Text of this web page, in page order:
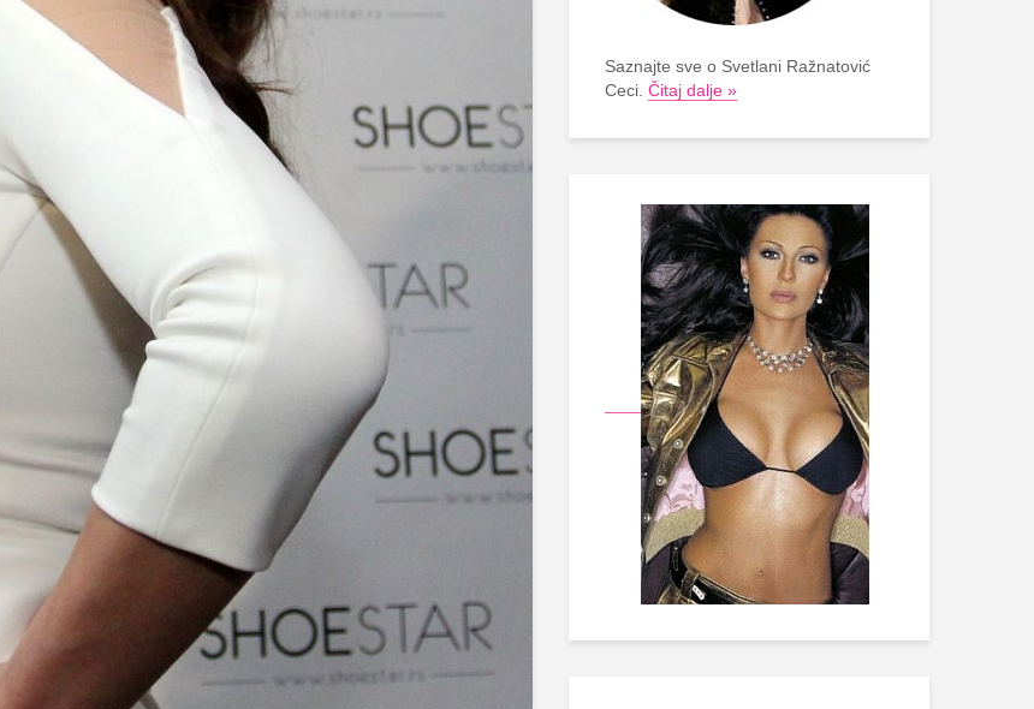
Saznajte sve o Svetlani Ražnatović
Ceci. Čitaj dalje »